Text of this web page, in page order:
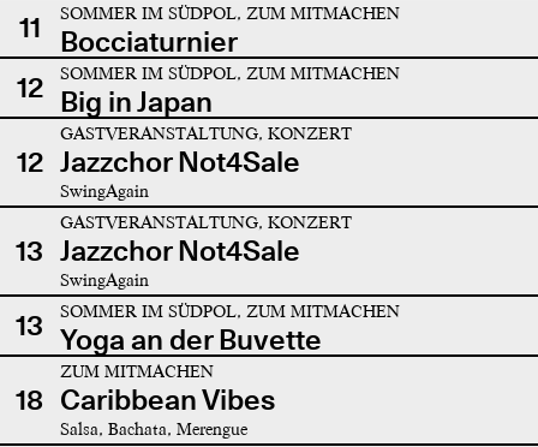
11 SOMMER IM SÜDPOL, ZUM MITMACHEN
Bocciaturnier
12
SOMMER IM SÜDPOL, ZUM MITMACHEN
Big in Japan
12
GASTVERANSTALTUNG, KONZERT
Jazzchor Not4Sale
SwingAgain
13
GASTVERANSTALTUNG, KONZERT
Jazzchor Not4Sale
SwingAgain
13 SOMMER IM SÜDPOL, ZUM MITMACHEN
Yoga an der Buvette
18
ZUM MITMACHEN
Caribbean Vibes
Salsa, Bachata, Merengue